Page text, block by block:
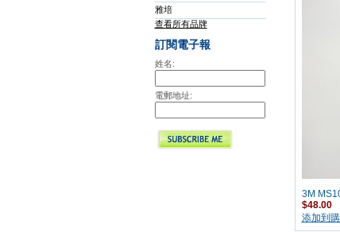
雅培
查看所有品牌
訂閱電子報
姓名:
電郵地址:
3M
$48.00
添加到